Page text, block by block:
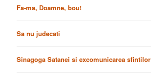
Fa-ma, Doamne, bou!
Sa nu judecati
Sinagoga Satanei si excomunicarea sfintilor